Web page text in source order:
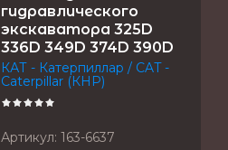
гидравлического
экскаватора 325D
336D 349D 374D 390D
КАТ - Катерпиллар / CAT -
Caterpillar (КНР)
Артикул: 163-6637